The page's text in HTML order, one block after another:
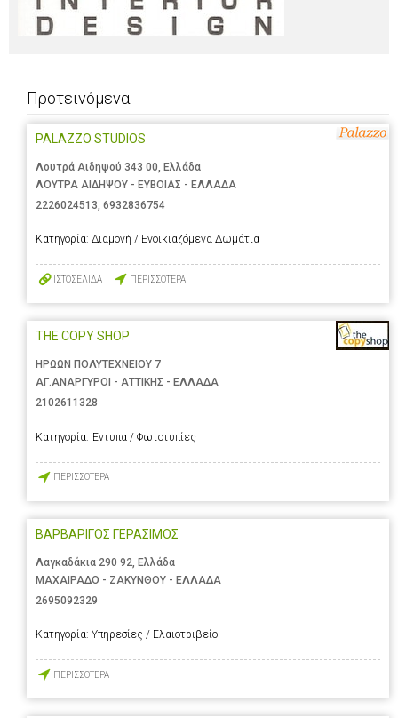
Προτεινόμενα
PALAZZO STUDIOS
Λουτρά Αιδηψού 343 00, Ελλάδα
ΛΟΥΤΡΑ ΑΙΔΗΨΟΥ - ΕΥΒΟΙΑΣ - ΕΛΛΑΔΑ
2226024513, 6932836754
Κατηγορία: Διαμονή / Ενοικιαζόμενα Δωμάτια
ΙΣΤΟΣΕΛΙΔΑ ΠΕΡΙΣΣΟΤΕΡΑ
THE COPY SHOP
ΗΡΩΩΝ ΠΟΛΥΤΕΧΝΕΙΟΥ 7
ΑΓ.ΑΝΑΡΓΥΡΟΙ - ΑΤΤΙΚΗΣ - ΕΛΛΑΔΑ
2102611328
Κατηγορία: Έντυπα / Φωτοτυπίες
ΠΕΡΙΣΣΟΤΕΡΑ
ΒΑΡΒΑΡΙΓΟΣ ΓΕΡΑΣΙΜΟΣ
Λαγκαδάκια 290 92, Ελλάδα
ΜΑΧΑΙΡΑΔΟ - ΖΑΚΥΝΘΟΥ - ΕΛΛΑΔΑ
2695092329
Κατηγορία: Υπηρεσίες / Ελαιοτριβείο
ΠΕΡΙΣΣΟΤΕΡΑ